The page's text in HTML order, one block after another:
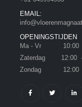
EMAIL:
OPENINGSTIJDEN
Ma - Vr 10:00 -
Zaterdag 12:00 -
Zondag 12:00 -